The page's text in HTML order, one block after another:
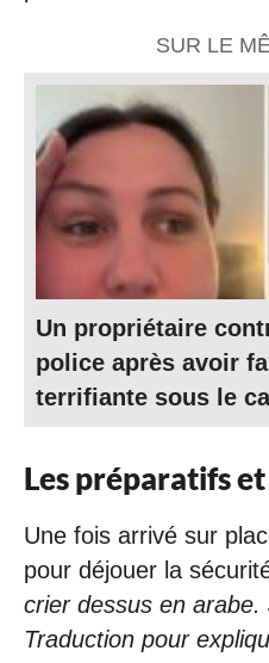
SUR LE
Un propriétaire
police après avoir
terrifiante sous le
Les préparatifs et
Une fois arrivé sur
pour déjouer la
crier dessus en arabe.
Traduction pour